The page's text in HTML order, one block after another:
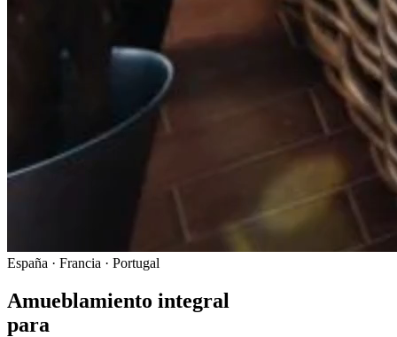
España · Francia · Portugal
Amueblamiento integral
para